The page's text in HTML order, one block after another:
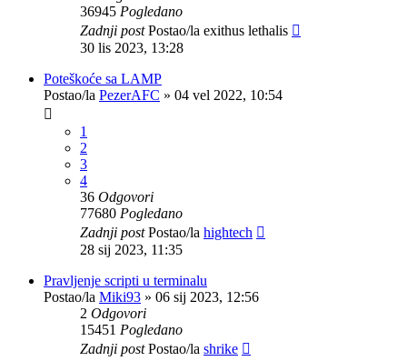
36945 Pogledano
Zadnji postPostao/la exithus lethalis
30 lis 2023, 13:28
Poteškoće sa LAMP
Postao/la PezerAFC » 04 vel 2022, 10:54
1
2
3
4
36 Odgovori
77680 Pogledano
Zadnji postPostao/la hightech
28 sij 2023, 11:35
Pravljenje scripti u terminalu
Postao/la Miki93 » 06 sij 2023, 12:56
2 Odgovori
15451 Pogledano
Zadnji postPostao/la shrike